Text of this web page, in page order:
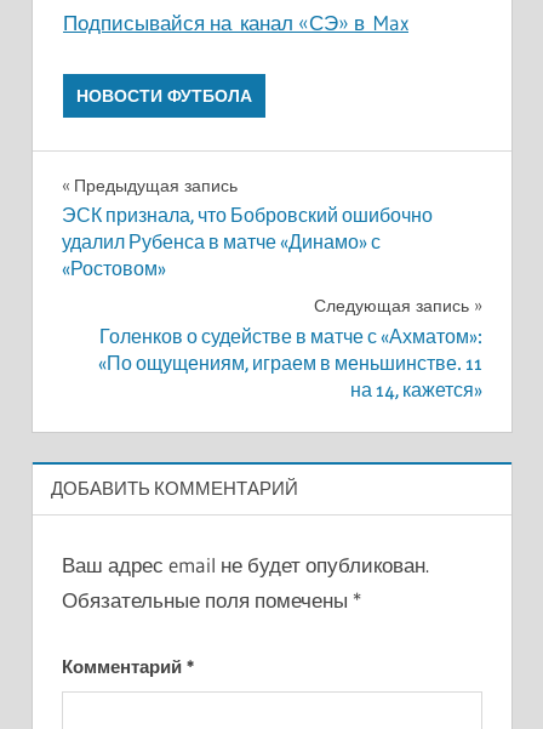
Подписывайся на канал «СЭ» в Max
НОВОСТИ ФУТБОЛА
Навигация
по
записям
Предыдущая запись
ЭСК признала, что Бобровский ошибочно
удалил Рубенса в матче «Динамо» с
«Ростовом»
Следующая запись
Голенков о судействе в матче с «Ахматом»:
«По ощущениям, играем в меньшинстве. 11
на 14, кажется»
ДОБАВИТЬ КОММЕНТАРИЙ
Ваш адрес email не будет опубликован.
Обязательные поля помечены *
Комментарий *